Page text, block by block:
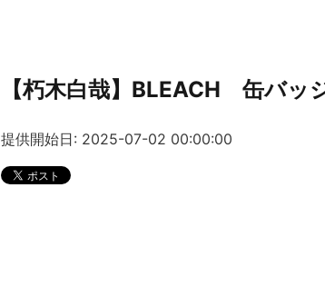
【朽木白哉】BLEACH 缶バッ
提供開始日: 2025-07-02 00:00:00